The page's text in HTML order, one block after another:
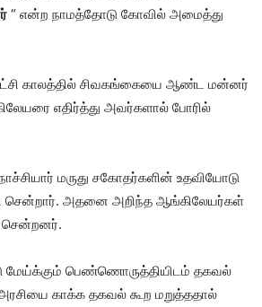
“ என்ற நாமத்தோடு கோவில் அமைத்து
காலத்தில் சிவகங்கையை ஆண்ட மன்னர்
எதிர்த்து அவர்களால் போரில்
மருது சகோதர்களின் உதவியோடு
சென்றார். அதனை அறிந்த ஆங்கிலேயர்கள்
சென்றனர்.
மேய்க்கும் பெண்ணொருத்தியிடம் தகவல்
காக்க தகவல் கூற மறுத்ததால்